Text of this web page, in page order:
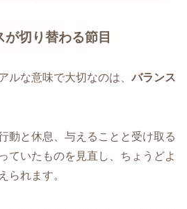
切り替わる節目
ルな意味で大切なのは、 バランス
動と休息、与えることと受け取る
ていたものを見直し、ちょうどよ
られます。